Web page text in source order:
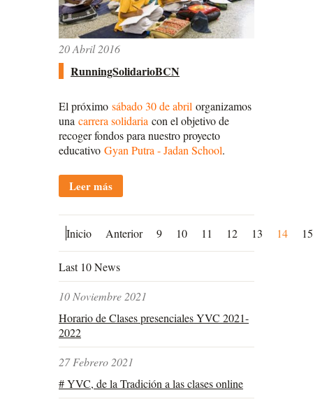
20 Abril 2016
RunningSolidarioBCN
El próximo sábado 30 de abril organizamos
una carrera solidaria con el objetivo de
recoger fondos para nuestro proyecto
educativo Gyan Putra - Jadan School.
Leer más
Inicio Anterior 9 10 11 12 13 14 15
Last 10 News
10 Noviembre 2021
Horario de Clases presenciales YVC 2021-
2022
27 Febrero 2021
# YVC, de la Tradición a las clases online